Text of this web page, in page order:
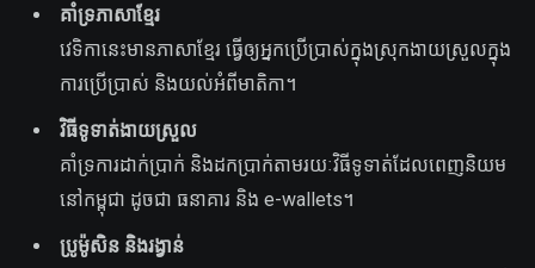
គាំទ្រភាសាខ្មែរ
វេទិកានេះមានភាសាខ្មែរ ធ្វើឲ្យអ្នកប្រើប្រាស់ក្នុងស្រុកងាយស្រួលក្នុង
ការប្រើប្រាស់ និងយល់អំពីមាតិកា។
វិធីទូទាត់ងាយស្រួល
គាំទ្រការដាក់ប្រាក់ និងដកប្រាក់តាមរយៈវិធីទូទាត់ដែលពេញនិយម
នៅកម្ពុជា ដូចជា ធនាគារ និង e-wallets។
ប្រូម៉ូសិន និងរង្វាន់